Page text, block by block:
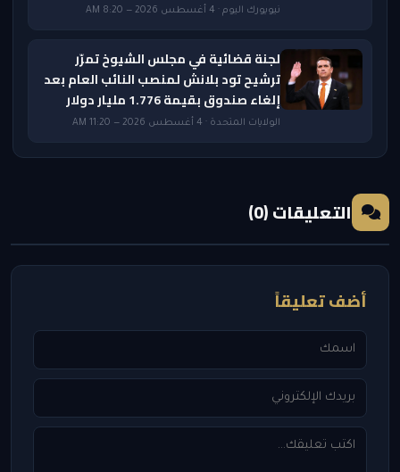
نيويورك اليوم · 4 أغسطس 2026 — 8:20 AM
لجنة قضائية في مجلس الشيوخ تمرّر
ترشيح تود بلانش لمنصب النائب العام بعد
إلغاء صندوق بقيمة 1.776 مليار دولار
الولايات المتحدة · 4 أغسطس 2026 — 11:20 AM
التعليقات (0)
أضف تعليقاً